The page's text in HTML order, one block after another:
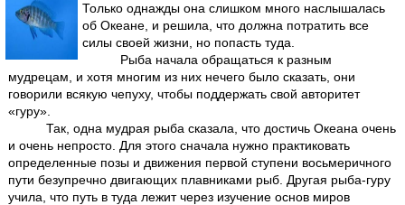
Только однажды она слишком много наслышалась
об Океане, и решила, что должна потратить все
силы своей жизни, но попасть туда.
Рыба начала обращаться к разным
мудрецам, и хотя многим из них нечего было сказать, они
говорили всякую чепуху, чтобы поддержать свой авторитет
«гуру».
Так, одна мудрая рыба сказала, что достичь Океана очень
и очень непросто. Для этого сначала нужно практиковать
определенные позы и движения первой ступени восьмеричного
пути безупречно двигающих плавниками рыб. Другая рыба-гуру
учила, что путь в туда лежит через изучение основ миров